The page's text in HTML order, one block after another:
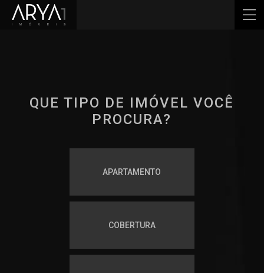
QUETIPO DE IMÓVEL VOCÊ
PROCURA?
APARTAMENTO
COBERTURA